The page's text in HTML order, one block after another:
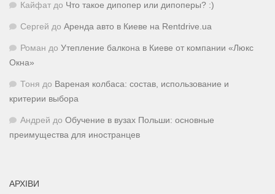
Кайфат до Что такое дипопер или дипоперы? :)
Сергей до Аренда авто в Киеве на Rentdrive.ua
Роман до Утепление балкона в Киеве от компании «Люкс
Окна»
Тоня до Вареная колбаса: состав, использование и
критерии выбора
Андрей до Обучение в вузах Польши: основные
преимущества для иностранцев
АРХІВИ